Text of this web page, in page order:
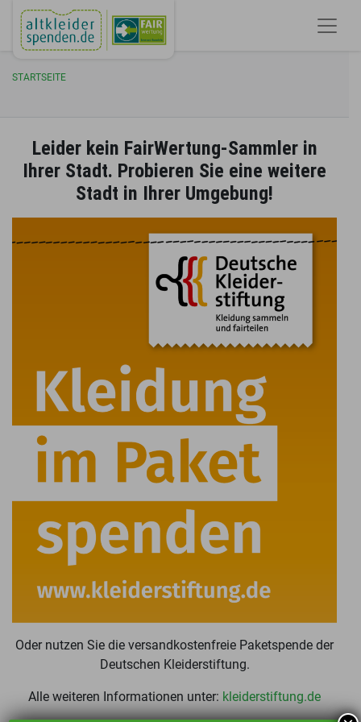
STARTSEITE
Leider kein FairWertung-Sammler in
Ihrer Stadt. Probieren Sie eine weitere
Stadt in Ihrer Umgebung!
Oder nutzen Sie die versandkostenfreie Paketspende der
Deutschen Kleiderstiftung.
Alle weiteren Informationen unter: kleiderstiftung.de